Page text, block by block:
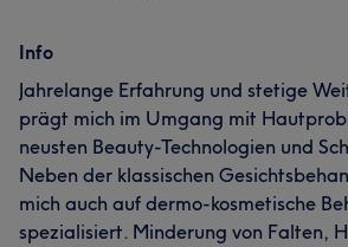
Info
Jahrelange Erfahrung und stetige
prägt mich im Umgang mit
neusten Beauty-Technologien und
Neben der klassischen
mich auch auf dermo-kosmetische
spezialisiert. Minderung von Falten,